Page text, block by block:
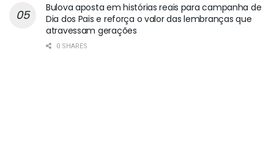
Bulova aposta em histórias reais para campanha de
Dia dos Pais e reforça o valor das lembranças que
atravessam gerações
0 SHARES